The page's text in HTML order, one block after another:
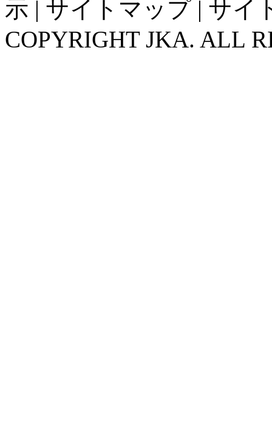
示 | サイトマップ | サイ
COPYRIGHT JKA. ALL